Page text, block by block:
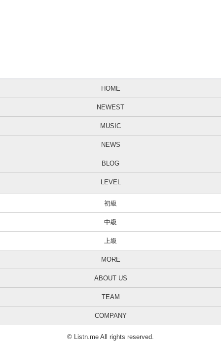
HOME
NEWEST
MUSIC
NEWS
BLOG
LEVEL
初級
中級
上級
MORE
ABOUT US
TEAM
COMPANY
© Listn.me All rights reserved.